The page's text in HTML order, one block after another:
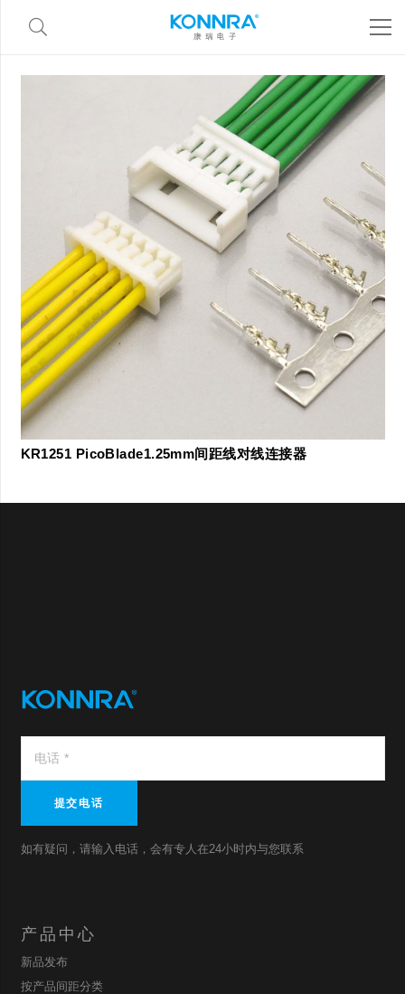
KR1251 PicoBlade1.25mm间距线对线连接器
提交电话
如有疑问，请输入电话，会有专人在24小时内与您联系
产品中心
新品发布
按产品间距分类